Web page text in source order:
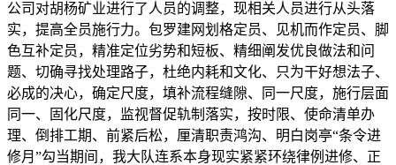
公司对胡杨矿业进行了人员的调整，现相关人员进行从头落
实，提高全员施行力。包罗建网划格定员、见机而作定员、脚
色互补定员，精准定位劣势和短板、精细阐发优良做法和问
题、切确寻找处理路子，杜绝内耗和文化、只为干好想法子、
必成的决心，确定尺度，填补流程缝隙、同一尺度，施行层面
同一、固化尺度，监视督促轨制落实，按时限、使命清单办
理、倒排工期、前紧后松，厘清职责鸿沟、明白岗亭“条令进
修月”勾当期间，我大队连系本身现实紧紧环绕律例进修、正